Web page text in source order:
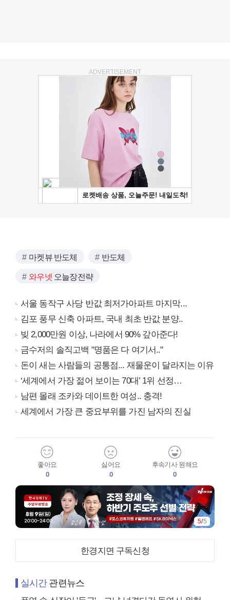
ADVERTISEMENT
마켓뷰 반도체 반도체
와우넷 오늘장전략
서울 동작구 사당 반값 최저가아파트 마지막...
김포 풍무 신축 아파트, 국내 최초 반값 분양..
빚 2,000만원 이상, 나라에서 90% 갚아준다!
금수저의 솔직고백 "명품은 다 여기서.."
돈이 새는 사람들의 공통점... 재물운이 달라지는 이유
‘세계에서 가장 젊어 보이는 70대’ 1위 선정…
남편 몰래 조카와 데이트한 여성.. 충격!
세계에서 가장 큰 중요부위를 가진 남자의 진실
좋아요
0
싫어요
0
후속기사 원해요
0
1/5
한경지면 구독신청
실시간관련뉴스